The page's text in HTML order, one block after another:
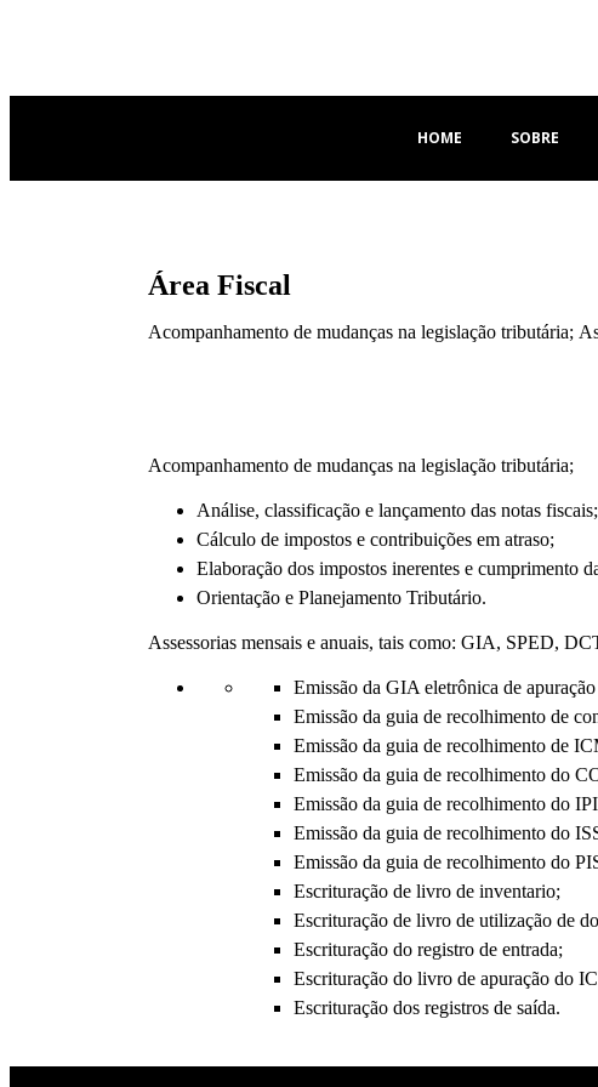
HOME SOBRE
Área Fiscal
Acompanhamento de mudanças na legislação tributária;
Acompanhamento de mudanças na legislação tributária;
Análise, classificação e lançamento das notas fiscais;
Cálculo de impostos e contribuições em atraso;
Elaboração dos impostos inerentes e cumprimento
Orientação e Planejamento Tributário.
Assessorias mensais e anuais, tais como: GIA, SPED,
Emissão da GIA eletrônica de
Emissão da guia de recolhimento de
Emissão da guia de recolhimento de
Emissão da guia de recolhimento do
Emissão da guia de recolhimento do
Emissão da guia de recolhimento do
Emissão da guia de recolhimento do
Escrituração de livro de inventario;
Escrituração de livro de utilização de
Escrituração do registro de entrada;
Escrituração do livro de apuração do
Escrituração dos registros de saída.